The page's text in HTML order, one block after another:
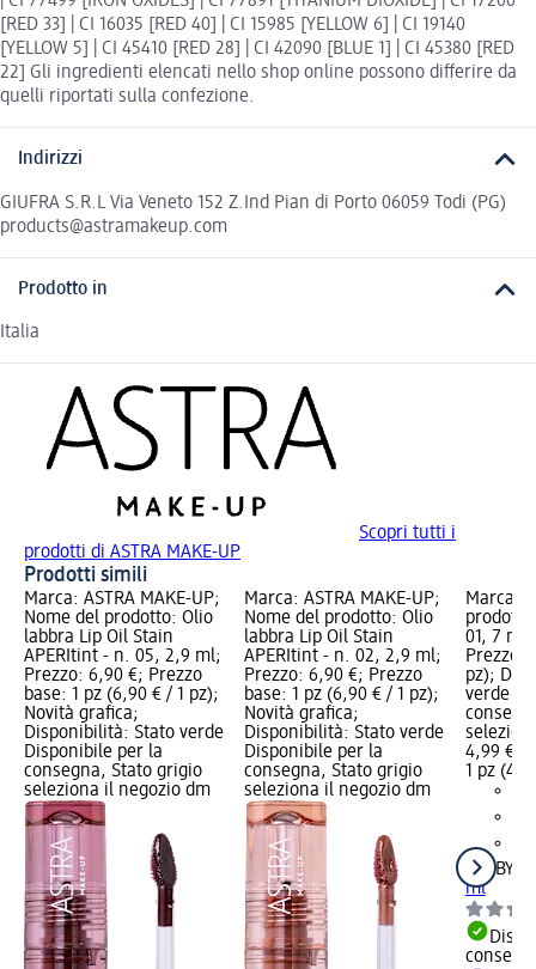
[RED 33] | CI 16035 [RED 40] | CI 15985 [YELLOW 6] | CI 19140
[YELLOW 5] | CI 45410 [RED 28] | CI 42090 [BLUE 1] | CI 45380 [RED
22] Gli ingredienti elencati nello shop online possono differire da
quelli riportati sulla confezione.
Indirizzi
GIUFRA S.R.L Via Veneto 152 Z.Ind Pian di Porto 06059 Todi (PG)
products@astramakeup.com
Prodotto in
Italia
Scopri tutti i
prodotti di ASTRA MAKE-UP
Prodotti simili
Marca: ASTRA MAKE-UP;
Nome del prodotto: Olio
labbra Lip Oil Stain
APERItint - n. 05, 2,9 ml;
Prezzo: 6,90 €; Prezzo
base: 1 pz (6,90 € / 1 pz);
Novità grafica;
Disponibilità: Stato verde
Disponibile per la
consegna, Stato grigio
seleziona il negozio dm
Marca: ASTRA MAKE-UP;
Nome del prodotto: Olio
labbra Lip Oil Stain
APERItint - n. 02, 2,9 ml;
Prezzo: 6,90 €; Prezzo
base: 1 pz (6,90 € / 1 pz);
Novità grafica;
Disponibilità: Stato verde
Disponibile per la
consegna, Stato grigio
seleziona il negozio dm
Marca:
01, 7
Prezzo
pz);
verde
4,99 €
1 pz
deBBY
ml